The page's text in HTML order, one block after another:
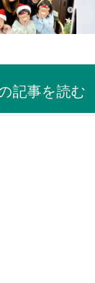
記事を読む